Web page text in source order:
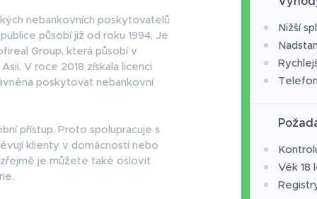
nebankovních poskytovatelů
působí již od roku 1994. Je
Group, která působí v
V roce 2018 získala licenci
poskytovat nebankovní
přístup. Proto spolupracuje s
klienty v domácnosti nebo
je můžete také oslovit
Nižší
Věk 18